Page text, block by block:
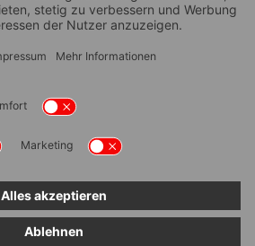
|Impressum|Information zur
Barrierefreiheit